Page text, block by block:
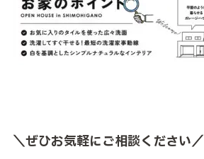
＼ぜひお気軽にご相談ください／